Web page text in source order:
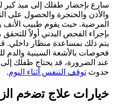
سارع بإحضار طفلك إلى ميد كير
والأذن والحنجرة والحصول على
المرضية. حيث يقوم طبيب الأنف
بإجراء الفحص البدني أولاً
يتم ذلك بمساعدة منظار داخلي.
فحوصات بالأشعة السينية
عند الضرورة، قد يحتاج طفلك
حدوث توقف التنفس أثناء النوم.
ﺧﯾﺎرات ﻋﻼج ﺗﺿﺧم